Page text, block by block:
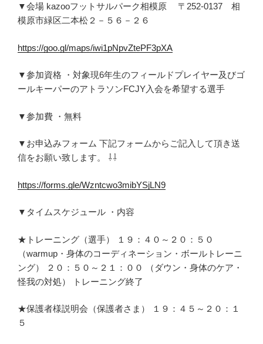
▼会場 kazooフットサルパーク相模原 〒252-0137 相
模原市緑区二本松２－５６－２６
https://goo.gl/maps/iwi1pNpvZtePF3pXA
▼参加資格 ・対象現6年生のフィールドプレイヤー及びゴ
ールキーパーのアトラソンFCJY入会を希望する選手
▼参加費 ・無料
▼お申込みフォーム 下記フォームからご記入して頂き送
信をお願い致します。 ⇩⇩
https://forms.gle/Wzntcwo3mibYSjLN9
▼タイムスケジュール ・内容
★トレーニング（選手） １９：４０～２０：５０
（warmup・身体のコーディネーション・ボールトレーニ
ング） ２０：５０～２１：００ （ダウン・身体のケア・
怪我の対処） トレーニング終了
★保護者様説明会（保護者さま） １９：４５～２０：１
５